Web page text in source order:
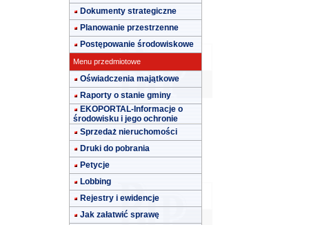
Dokumenty strategiczne
Planowanie przestrzenne
Postępowanie środowiskowe
Menu przedmiotowe
Oświadczenia majątkowe
Raporty o stanie gminy
EKOPORTAL-Informacje o
środowisku i jego ochronie
Sprzedaż nieruchomości
Druki do pobrania
Petycje
Lobbing
Rejestry i ewidencje
Jak załatwić sprawę